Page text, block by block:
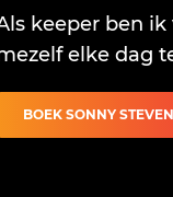
keeper ben
elke dag
BOEK SONNY